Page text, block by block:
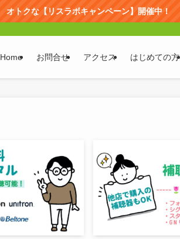
オトクな【リスラボキャンペーン】開催中！
Home お問合せ アクセス はじめての方